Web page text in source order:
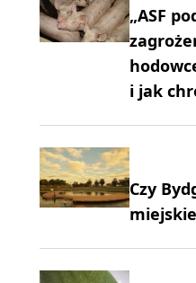
„ASF
i jak
Czy